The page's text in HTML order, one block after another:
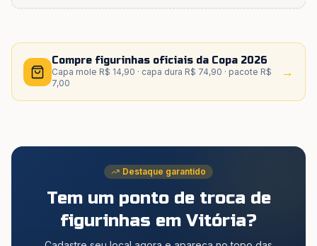
Compre figurinhas oficiais da Copa 2026
Capa mole R$ 14,90 · capa dura R$ 74,90 · pacote R$
7,00
→
Destaque garantido
Tem um ponto de troca de
figurinhas em Vitória?